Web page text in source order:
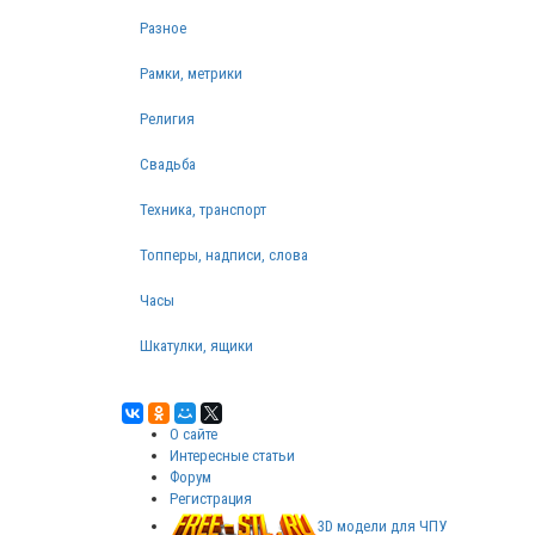
Разное
Рамки, метрики
Религия
Свадьба
Техника, транспорт
Топперы, надписи, слова
Часы
Шкатулки, ящики
О сайте
Интересные статьи
Форум
Регистрация
3D модели для ЧПУ